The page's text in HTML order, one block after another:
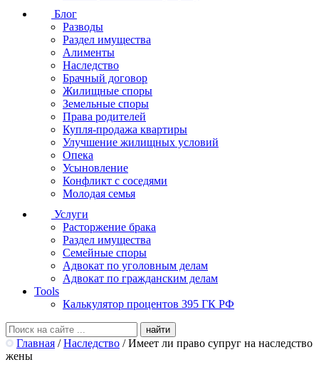
Блог
Разводы
Раздел имущества
Алименты
Наследство
Брачный договор
Жилищные споры
Земельные споры
Права родителей
Купля-продажа квартиры
Улучшение жилищных условий
Опека
Усыновление
Конфликт с соседями
Молодая семья
Услуги
Расторжение брака
Раздел имущества
Семейные споры
Адвокат по уголовным делам
Адвокат по гражданским делам
Tools
Калькулятор процентов 395 ГК РФ
Главная / Наследство / Имеет ли право супруг на наследство
жены